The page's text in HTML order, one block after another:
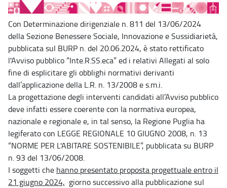
Con Determinazione dirigenziale n. 811 del 13/06/2024
della Sezione Benessere Sociale, Innovazione e Sussidiarietà,
pubblicata sul BURP n. del 20.06.2024, è stato rettificato
l'Avviso pubblico “Inte.R.SS.eca” ed i relativi Allegati al solo
fine di esplicitare gli obblighi normativi derivanti
dall’applicazione della L.R. n. 13/2008 e s.m.i.
La progettazione degli interventi candidati all’Avviso pubblico
deve infatti essere coerente con la normativa europea,
nazionale e regionale e, in tal senso, la Regione Puglia ha
legiferato con LEGGE REGIONALE 10 GIUGNO 2008, n. 13
“NORME PER L'ABITARE SOSTENIBILE”, pubblicata su BURP
n. 93 del 13/06/2008.
I soggetti che hanno presentato proposta progettuale entro il
21 giugno 2024, giorno successivo alla pubblicazione sul